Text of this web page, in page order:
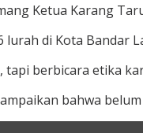
Ketua Karang
lurah di Kota
berbicara etika
bahwa